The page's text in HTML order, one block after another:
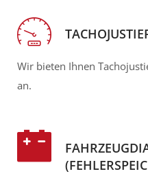
Wir bieten Ihnen
an.​